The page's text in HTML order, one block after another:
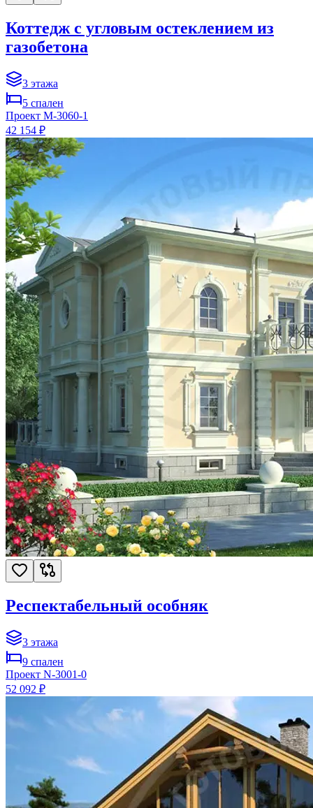
Коттедж с угловым остеклением из
газобетона
3 этажа
5 спален
Проект M-3060-1
42 154 ₽
Респектабельный особняк
3 этажа
9 спален
Проект N-3001-0
52 092 ₽